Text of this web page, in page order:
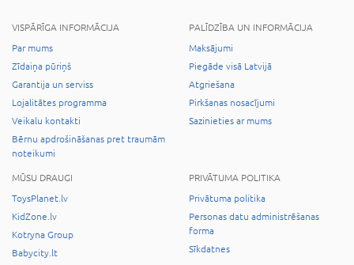
VISPĀRĪGA INFORMĀCIJA
Par mums
Zīdaiņa pūriņš
Garantija un serviss
Lojalitātes programma
Veikalu kontakti
Bērnu apdrošināšanas pret traumām
noteikumi
PALĪDZĪBA UN INFORMĀCIJA
Maksājumi
Piegāde visā Latvijā
Atgriešana
Pirkšanas nosacījumi
Sazinieties ar mums
MŪSU DRAUGI
ToysPlanet.lv
KidZone.lv
Kotryna Group
Babycity.lt
PRIVĀTUMA POLITIKA
Privātuma politika
Personas datu administrēšanas
forma
Sīkdatnes